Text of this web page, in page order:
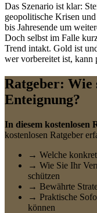
Das Szenario ist klar:
geopolitische Krisen
bis Jahresende um
Doch selbst im Falle
Trend intakt. Gold ist
wer vorbereitet ist, kann
Ratgeber: Wie
Enteignung?
In diesem kostenlosen
kostenlosen Ratgeber
→ Welche
→ Wie Sie Ihr
schützen
→ Bewährte
→ Praktische
können